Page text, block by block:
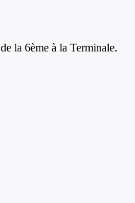
la 6ème à la Terminale.